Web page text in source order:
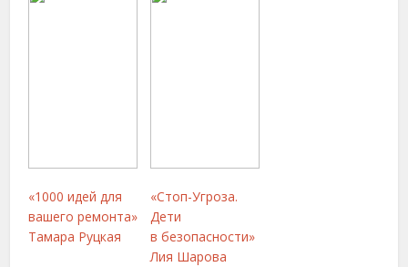
«1000 идей для
вашего ремонта»
Тамара Руцкая
«Стоп-Угроза.
Дети
в безопасности»
Лия Шарова